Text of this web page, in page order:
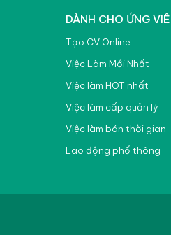
DÀNH CHO ỨNG
Tạo CV Online
Việc Làm Mới Nhất
Việc làm HOT nhất
Việc làm cấp quản lý
Việc làm bán thời gian
Lao động phổ thông